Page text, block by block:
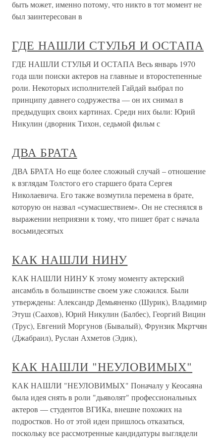
быть может, именно потому, что никто в тот момент не
был заинтересован в
ГДЕ НАШЛИ СТУЛЬЯ И ОСТАПА
ГДЕ НАШЛИ СТУЛЬЯ И ОСТАПА Весь январь 1970
года шли поиски актеров на главные и второстепенные
роли. Некоторых исполнителей Гайдай выбрал по
принципу давнего содружества — он их снимал в
предыдущих своих картинах. Среди них были: Юрий
Никулин (дворник Тихон, седьмой фильм с
ДВА БРАТА
ДВА БРАТА Но еще более сложный случай – отношение
к взглядам Толстого его старшего брата Сергея
Николаевича. Его также возмутила перемена в брате,
которую он назвал «сумасшествием». Он не стеснялся в
выражении неприязни к тому, что пишет брат с начала
восьмидесятых
КАК НАШЛИ НИНУ
КАК НАШЛИ НИНУ К этому моменту актерский
ансамбль в большинстве своем уже сложился. Были
утверждены: Александр Демьяненко (Шурик), Владимир
Этуш (Саахов), Юрий Никулин (Балбес), Георгий Вицин
(Трус), Евгений Моргунов (Бывалый), Фрунзик Мкртчян
(Джабраил), Руслан Ахметов (Эдик),
КАК НАШЛИ "НЕУЛОВИМЫХ"
КАК НАШЛИ "НЕУЛОВИМЫХ" Поначалу у Кеосаяна
была идея снять в роли "дьяволят" профессиональных
актеров — студентов ВГИКа, внешне похожих на
подростков. Но от этой идеи пришлось отказаться,
поскольку все рассмотренные кандидатуры выглядели